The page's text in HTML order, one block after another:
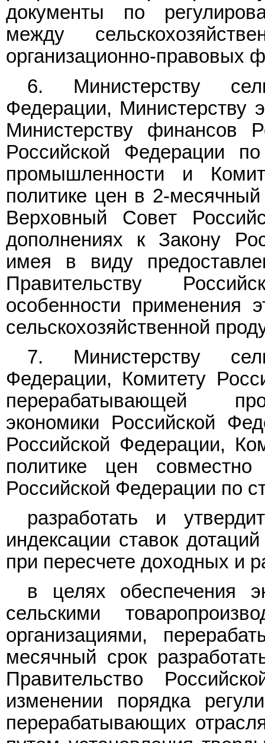
документы по
между
организационно-правовых
6. Министерству
Федерации, Министерству
Министерству финансов
Российской Федерации
промышленности и
политике цен в 2-
Верховный Совет
дополнениях к Закону
имея в виду
Правительству
особенности применения
сельскохозяйственной
7. Министерству
Федерации, Комитету
перерабатывающей
экономики Российской
Российской Федерации,
политике цен
Российской Федерации по
разработать и
индексации ставок
при пересчете доходных и
в целях обеспечения
сельскими
организациями,
месячный срок
Правительство
изменении порядка
перерабатывающих